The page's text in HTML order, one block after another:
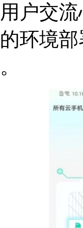
户交
环境